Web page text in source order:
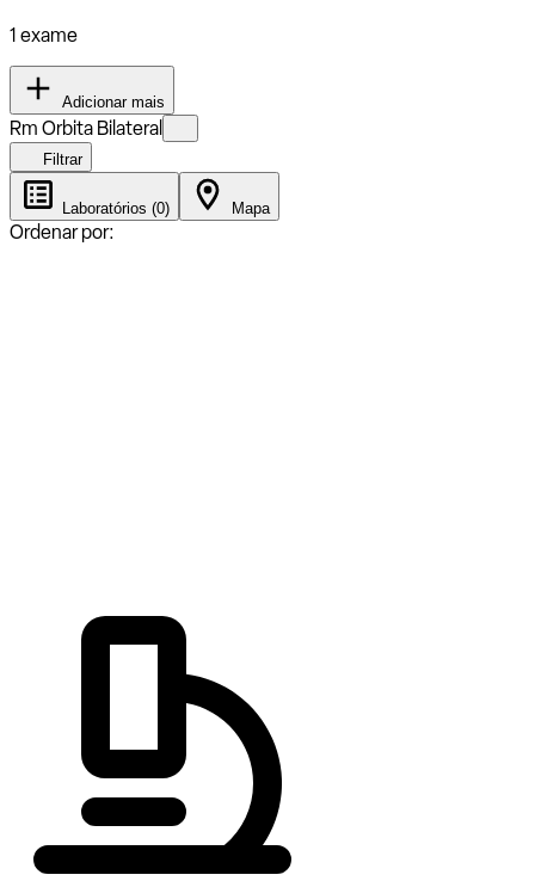
1 exame
Adicionar mais
Rm Orbita Bilateral
Filtrar
Laboratórios (0) Mapa
Ordenar por: